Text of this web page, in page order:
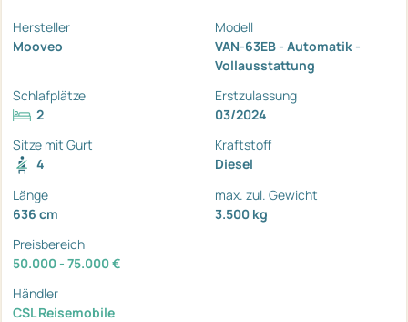
Hersteller
Mooveo
Modell
VAN-63EB - Automatik -
Vollausstattung
Schlafplätze
2
Erstzulassung
03/2024
Sitze mit Gurt
4
Kraftstoff
Diesel
Länge
636 cm
max. zul. Gewicht
3.500 kg
Preisbereich
50.000 - 75.000 €
Händler
CSL Reisemobile